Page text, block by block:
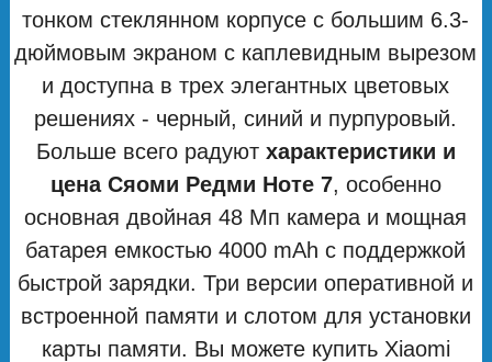
тонком стеклянном корпусе с большим 6.3-
дюймовым экраном с каплевидным вырезом
и доступна в трех элегантных цветовых
решениях - черный, синий и пурпуровый.
Больше всего радуют характеристики и
цена Сяоми Редми Ноте 7, особенно
основная двойная 48 Мп камера и мощная
батарея емкостью 4000 mAh с поддержкой
быстрой зарядки. Три версии оперативной и
встроенной памяти и слотом для установки
карты памяти. Вы можете купить Xiaomi